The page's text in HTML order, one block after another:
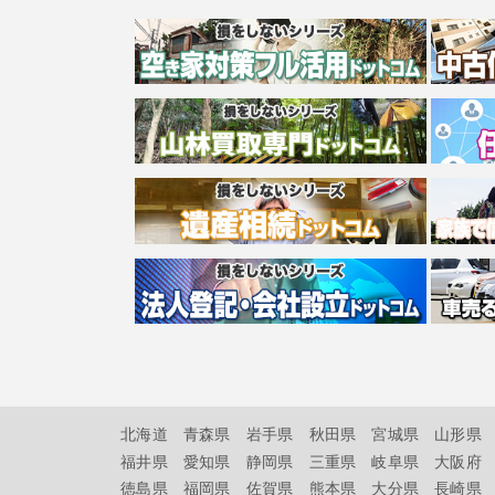
北海道 青森県 岩手県 秋田県 宮城県
山形県
福井県
愛知県 静岡県 三重県 岐阜県
大阪府
徳島県
福岡県 佐賀県 熊本県 大分県 長崎県